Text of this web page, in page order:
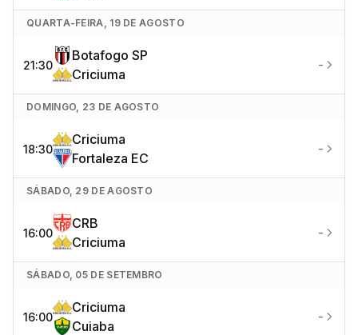
QUARTA-FEIRA, 19 DE AGOSTO
21:30
Botafogo SP
Criciuma
-
DOMINGO, 23 DE AGOSTO
18:30
Criciuma
Fortaleza EC
-
SÁBADO, 29 DE AGOSTO
16:00
CRB
Criciuma
-
SÁBADO, 05 DE SETEMBRO
16:00
Criciuma
Cuiaba
-